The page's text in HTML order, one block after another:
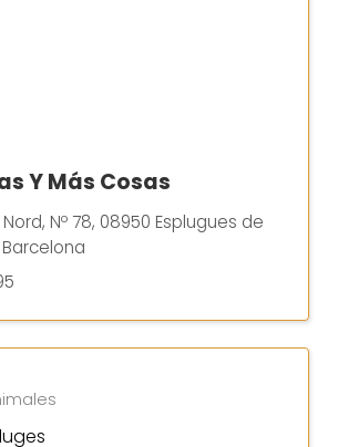
Y Más Cosas
Nº 78, 08950 Esplugues de